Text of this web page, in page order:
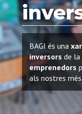
BAGI és una
inversors de la
emprenedors
als nostres